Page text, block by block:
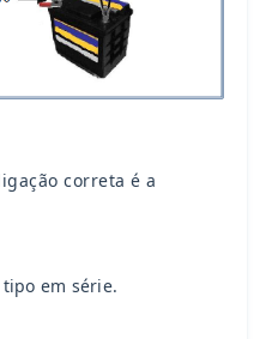
correta é a
em série.